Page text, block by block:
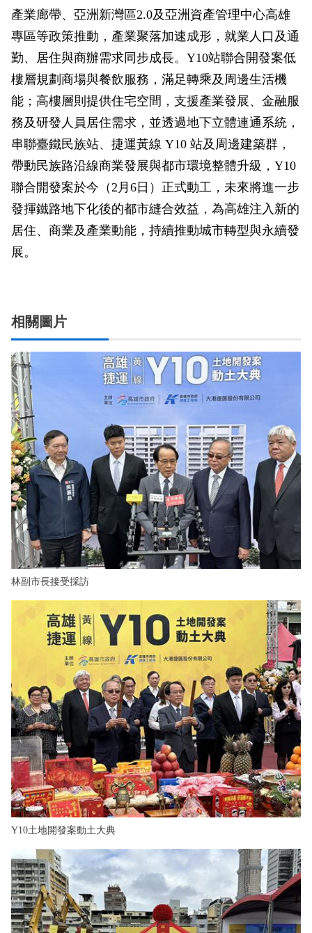
產業廊帶、亞洲新灣區2.0及亞洲資產管理中心高雄
專區等政策推動，產業聚落加速成形，就業人口及通
勤、居住與商辦需求同步成長。Y10站聯合開發案低
樓層規劃商場與餐飲服務，滿足轉乘及周邊生活機
能；高樓層則提供住宅空間，支援產業發展、金融服
務及研發人員居住需求，並透過地下立體連通系統，
串聯臺鐵民族站、捷運黃線 Y10 站及周邊建築群，
帶動民族路沿線商業發展與都市環境整體升級，Y10
聯合開發案於今（2月6日）正式動工，未來將進一步
發揮鐵路地下化後的都市縫合效益，為高雄注入新的
居住、商業及產業動能，持續推動城市轉型與永續發
展。
相關圖片
林副市長接受採訪
Y10土地開發案動土大典